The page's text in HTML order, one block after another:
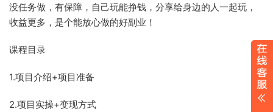
没任务做，有保障，自己玩能挣钱，分享给身边的人一起玩，
收益更多，是个能放心做的好副业！
课程目录
1.项目介绍+项目准备
2.项目实操+变现方式